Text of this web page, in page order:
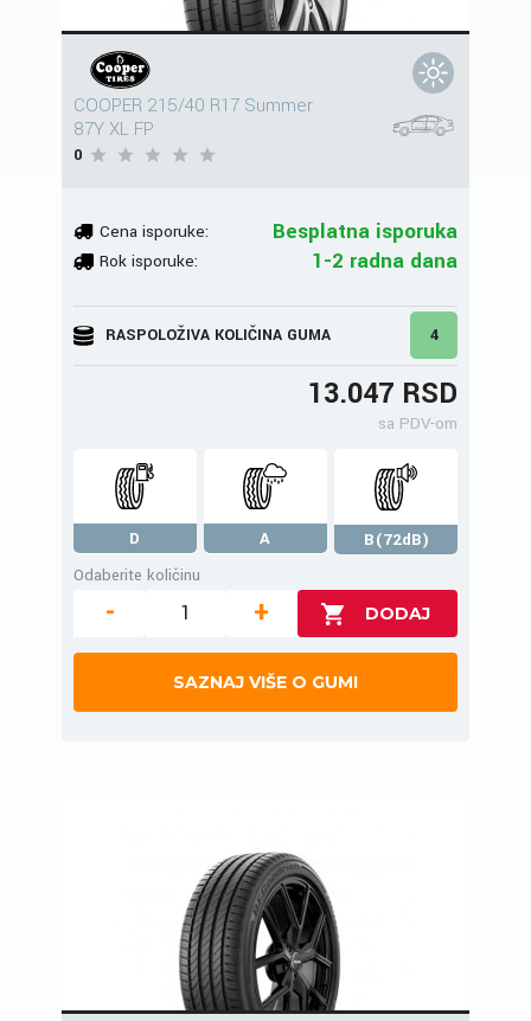
COOPER 215/40 R17 Summer
87Y XL FP
0
Cena isporuke: Besplatna isporuka
Rok isporuke: 1-2 radna dana
RASPOLOŽIVA KOLIČINA GUMA 4
13.047 RSD
sa PDV-om
D A
B(72dB)
Odaberite količinu
- +
SAZNAJ VIŠE O GUMI